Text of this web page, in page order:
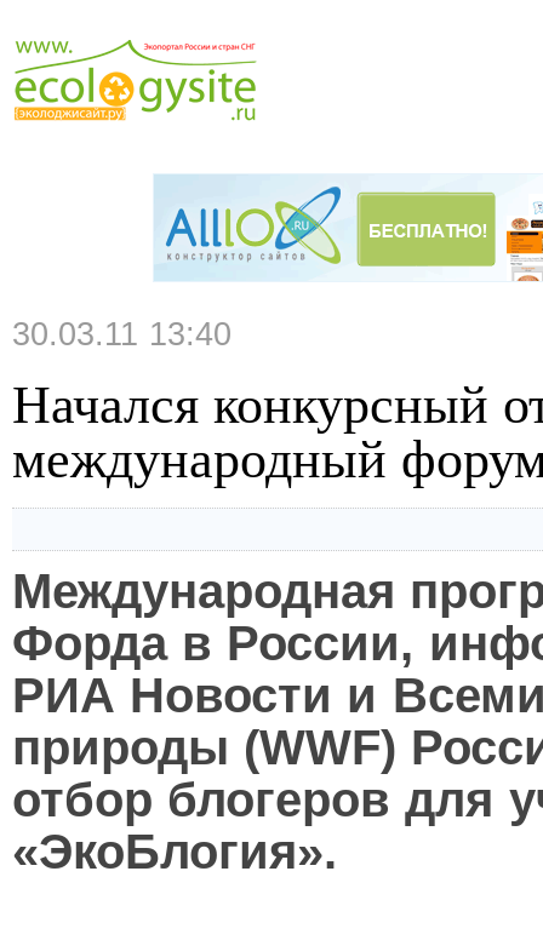
30.03.11 13:40
Начался конкурсный
международный
Международная
Форда в России,
РИА Новости и
природы (WWF)
отбор блогеров для
«ЭкоБлогия».